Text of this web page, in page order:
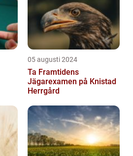
05 augusti 2024
Ta Framtidens
Jägarexamen på Knistad
Herrgård